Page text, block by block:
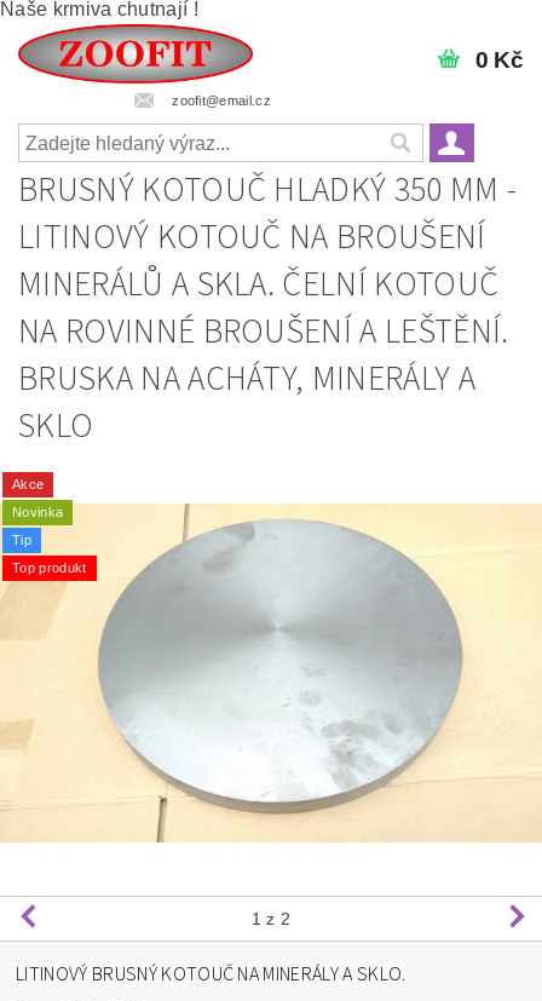
Naše krmiva chutnají !
zoofit@email.cz
0 Kč
BRUSNÝ KOTOUČ HLADKÝ 350 MM -
LITINOVÝ KOTOUČ NA BROUŠENÍ
MINERÁLŮ A SKLA. ČELNÍ KOTOUČ
NA ROVINNÉ BROUŠENÍ A LEŠTĚNÍ.
BRUSKA NA ACHÁTY, MINERÁLY A
SKLO
Akce
Novinka
Tip
Top produkt
1 z 2
LITINOVÝ BRUSNÝ KOTOUČ NA MINERÁLY A SKLO.